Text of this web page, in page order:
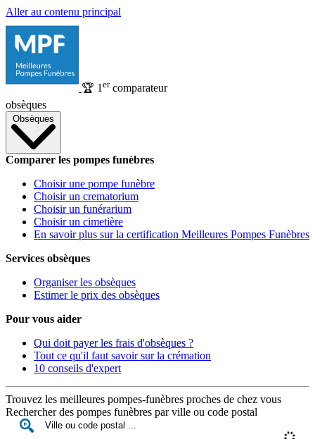
Aller au contenu principal
🏆 1 ercomparateur
obsèques
Obsèques
Comparer les pompes funèbres
Choisir une pompe funèbre
Choisir un crematorium
Choisir un funérarium
Choisir un cimetière
En savoir plus sur la certification Meilleures Pompes Funèbres
Services obsèques
Organiser les obsèques
Estimer le prix des obsèques
Pour vous aider
Qui doit payer les frais d'obsèques ?
Tout ce qu'il faut savoir sur la crémation
10 conseils d'expert
Trouvez les meilleures pompes-funèbres proches de chez vous
Rechercher des pompes funèbres par ville ou code postal